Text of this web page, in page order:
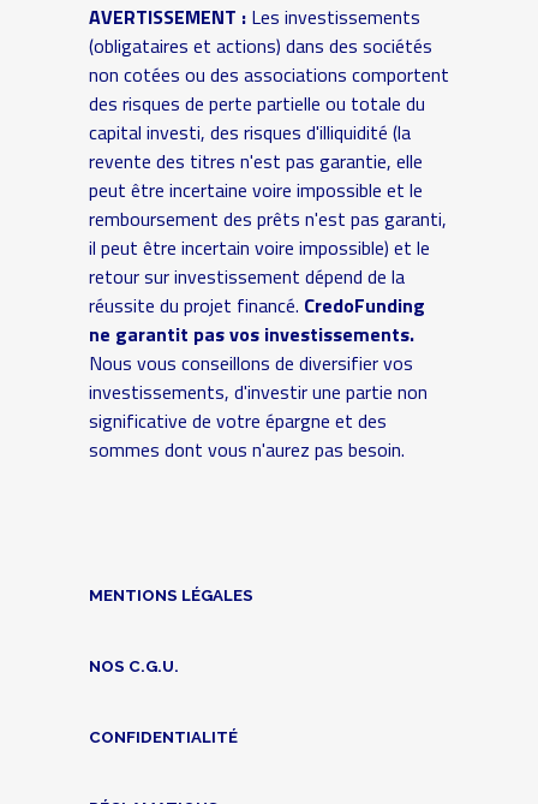
AVERTISSEMENT :Les investissements
(obligataires et actions) dans des sociétés
non cotées ou des associations comportent
des risques de perte partielle ou totale du
capital investi, des risques d'illiquidité (la
revente des titres n'est pas garantie, elle
peut être incertaine voire impossible et le
remboursement des prêts n'est pas garanti,
il peut être incertain voire impossible) et le
retour sur investissement dépend de la
réussite du projet financé. CredoFunding
ne garantit pas vos investissements.
Nous vous conseillons de diversifier vos
investissements, d'investir une partie non
significative de votre épargne et des
sommes dont vous n'aurez pas besoin.
MENTIONS LÉGALES
NOS C.G.U.
CONFIDENTIALITÉ